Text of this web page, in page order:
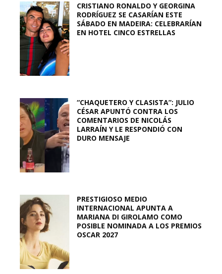
CRISTIANO RONALDO Y GEORGINA
RODRÍGUEZ SE CASARÍAN ESTE
SÁBADO EN MADEIRA: CELEBRARÍAN
EN HOTEL CINCO ESTRELLAS
“CHAQUETERO Y CLASISTA”: JULIO
CÉSAR APUNTÓ CONTRA LOS
COMENTARIOS DE NICOLÁS
LARRAÍN Y LE RESPONDIÓ CON
DURO MENSAJE
PRESTIGIOSO MEDIO
INTERNACIONAL APUNTA A
MARIANA DI GIROLAMO COMO
POSIBLE NOMINADA A LOS PREMIOS
OSCAR 2027